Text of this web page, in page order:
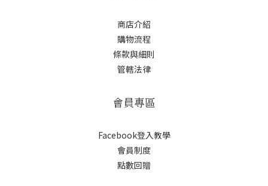
商店介紹
購物流程
條款與細則
管轄法律
會員專區
Facebook登入教學
會員制度
點數回贈